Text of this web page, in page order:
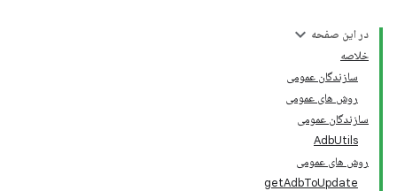
در این صفحه
خلاصه
سازندگان عمومی
روش های عمومی
سازندگان عمومی
AdbUtils
روش های عمومی
getAdbToUpdate